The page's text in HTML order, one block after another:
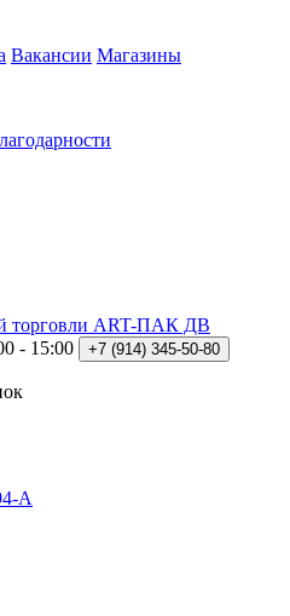
Вакансии Магазины
- 15:00 +7 (914) 345-50-80
А